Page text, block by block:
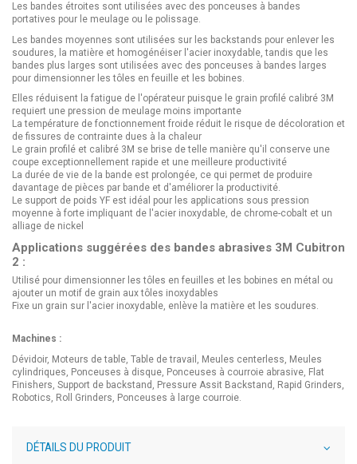
Les bandes étroites sont utilisées avec des ponceuses à bandes
portatives pour le meulage ou le polissage.
Les bandes moyennes sont utilisées sur les backstands pour enlever les
soudures, la matière et homogénéiser l'acier inoxydable, tandis que les
bandes plus larges sont utilisées avec des ponceuses à bandes larges
pour dimensionner les tôles en feuille et les bobines.
Elles réduisent la fatigue de l'opérateur puisque le grain profilé calibré 3M
requiert une pression de meulage moins importante
La température de fonctionnement froide réduit le risque de décoloration et
de fissures de contrainte dues à la chaleur
Le grain profilé et calibré 3M se brise de telle manière qu'il conserve une
coupe exceptionnellement rapide et une meilleure productivité
La durée de vie de la bande est prolongée, ce qui permet de produire
davantage de pièces par bande et d'améliorer la productivité.
Le support de poids YF est idéal pour les applications sous pression
moyenne à forte impliquant de l'acier inoxydable, de chrome-cobalt et un
alliage de nickel
Applications suggérées des bandes abrasives 3M Cubitron
2 :
Utilisé pour dimensionner les tôles en feuilles et les bobines en métal ou
ajouter un motif de grain aux tôles inoxydables
Fixe un grain sur l'acier inoxydable, enlève la matière et les soudures.
Machines :
Dévidoir, Moteurs de table, Table de travail, Meules centerless, Meules
cylindriques, Ponceuses à disque, Ponceuses à courroie abrasive, Flat
Finishers, Support de backstand, Pressure Assit Backstand, Rapid Grinders,
Robotics, Roll Grinders, Ponceuses à large courroie.
DÉTAILS DU PRODUIT